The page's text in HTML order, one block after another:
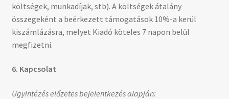
költségek, munkadíjak, stb). A költségek átalány
összegeként a beérkezett támogatások 10%-a kerül
kiszámlázásra, melyet Kiadó köteles 7 napon belül
megfizetni.
6. Kapcsolat
Ügyintézés előzetes bejelentkezés alapján: